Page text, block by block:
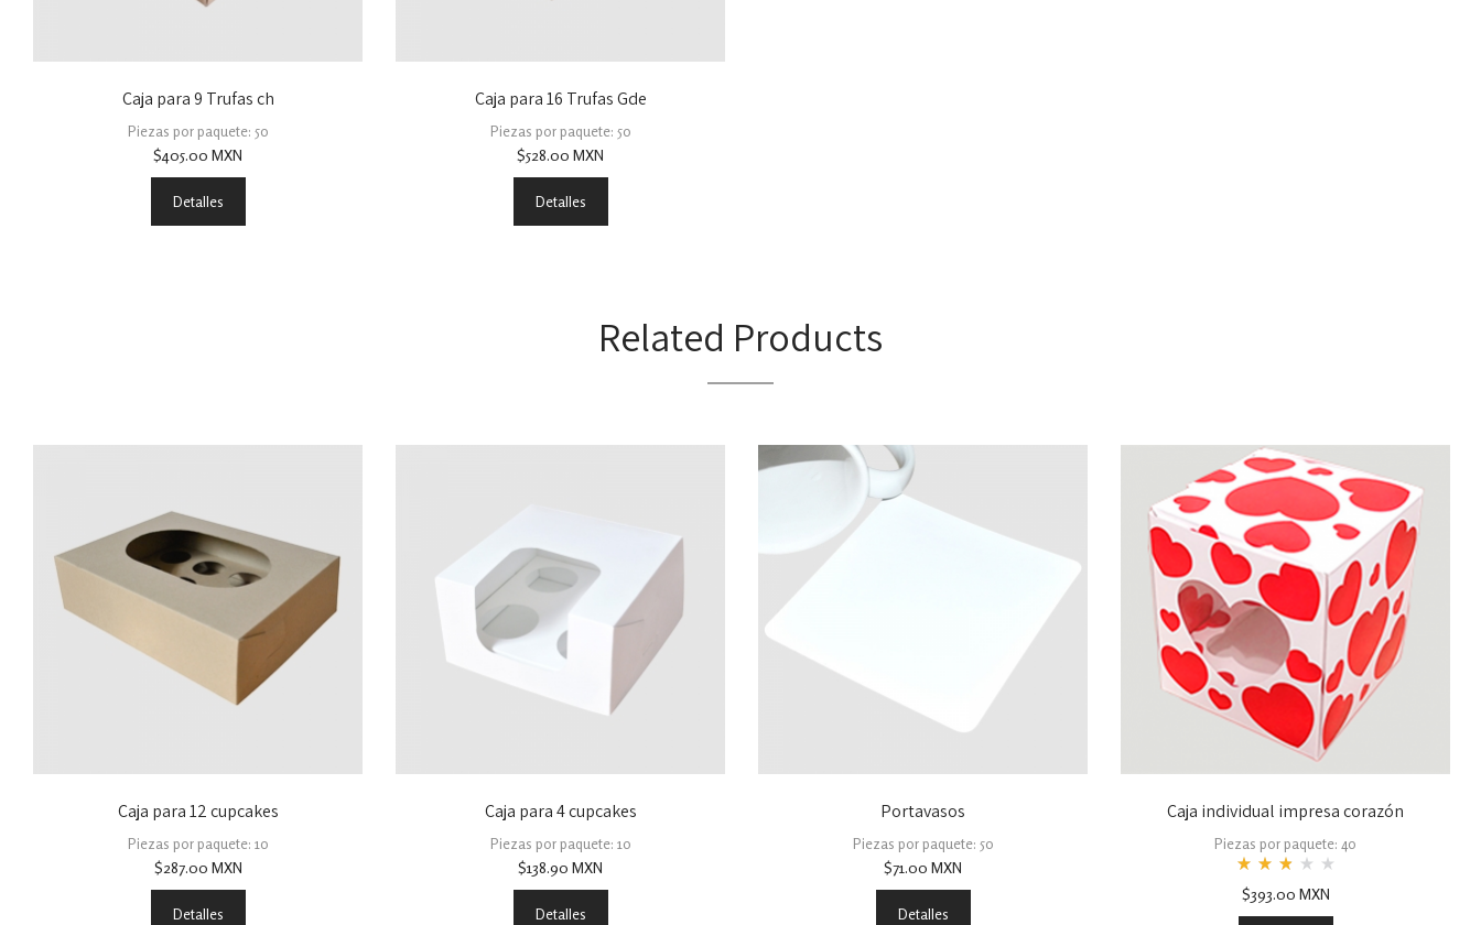
Caja para 9 Trufas ch
Piezas por paquete: 50
$405.00 MXN
Detalles
Caja para 16 Trufas Gde
Piezas por paquete: 50
$528.00 MXN
Detalles
Related Products
Caja para 12 cupcakes
Piezas por paquete: 10
$287.00 MXN
Detalles
Caja para 4 cupcakes
Piezas por paquete: 10
$138.90 MXN
Detalles
Portavasos
Piezas por paquete: 50
$71.00 MXN
Detalles
Caja individual impresa corazón
Piezas por paquete: 40
2.83
$393.00 MXN